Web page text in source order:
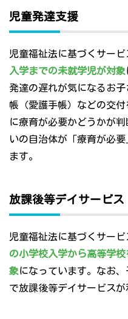
児童発達支援
児童福祉法に基づくサービ
入学までの未就学児が対象
発達の遅れが気になるお
帳（愛護手帳）などの交
に療育が必要かどうかが
いの自治体が「療育が必
ます。
放課後等デイサービス
児童福祉法に基づくサービ
の小学校入学から高等学
象になっています。なお
で放課後等デイサービス